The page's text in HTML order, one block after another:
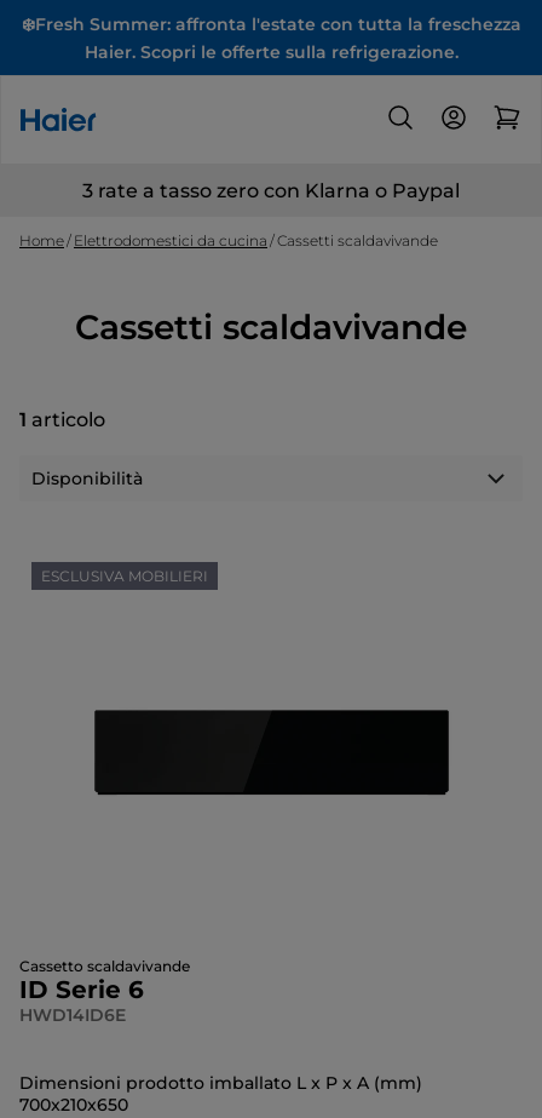
❄️Fresh Summer: affronta l'estate con tutta la freschezza
Haier. Scopri le offerte sulla refrigerazione.
3 rate a tasso zero con Klarna o Paypal
Home Elettrodomestici da cucina Cassetti scaldavivande
Cassetti scaldavivande
1 articolo
ESCLUSIVA MOBILIERI
Cassetto scaldavivande
ID Serie 6
HWD14ID6E
Dimensioni prodotto imballato L x P x A (mm)
700x210x650